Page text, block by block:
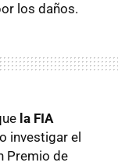
los daños.
la FIA
investigar el
Premio de